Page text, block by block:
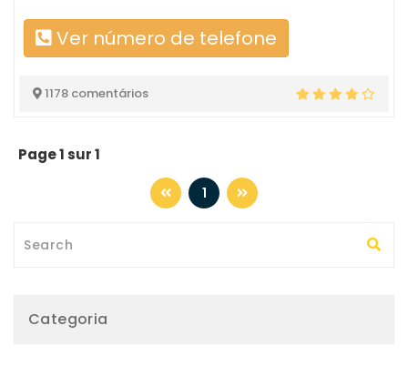
Ver número de telefone
1178 comentários
Page 1 sur 1
1
Categoria